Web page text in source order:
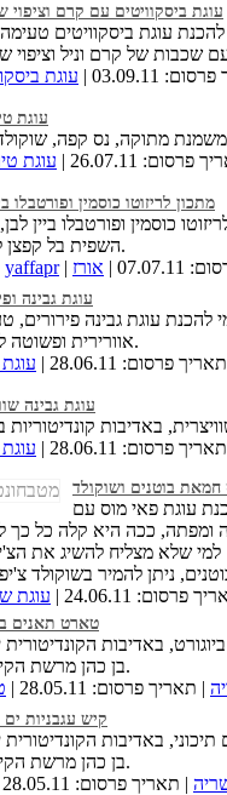
עוגת ביסקוויטים עם קרם וציפוי
עוגת ביסקוויטים
03.09.11 | עוגת
עוגת
26.07.11 | עוגת
מתכון לריזוטו כוסמין ופורטבלו
כוסמין ופורטבלו ביין
השפית בל קפצן לסוגת.
yaffapr | אורז
עוגת גבינה
להכנת עוגת גבינה פירורים,
אוורירית ופשוטה להכנה.
פרסום: 28.06.11 |
עוגת גבינה
פרסום: 28.06.11 |
חמאת בוטנים ושוקולד
עוגת פאי מוס עם
ומפתה, ככה היא קלה כל כך
שלא מצליח להשיג את
פרסום: 24.06.11 | עוגת
טארט תאנים
באדיבות הקונדיטורית
בן כהן מרשת הקישריה.
| תאריך פרסום: 28.05.11 |
קיש עגבניות ים
באדיבות הקונדיטורית
בן כהן מרשת הקישריה.
| תאריך פרסום: 28.05.11 |